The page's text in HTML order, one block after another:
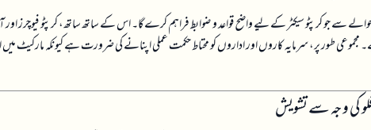
سے جو کرپٹو سیکٹر کے لیے واضح قواعد و ضوابط فراہم کرے گا۔ اس کے ساتھ ساتھ، کرپٹو فیوچرز اور
ہے۔ مجموعی طور پر، سرمایہ کاروں اور اداروں کو محتاط حکمت عملی اپنانے کی ضرورت ہے کیونکہ مارکیٹ میں
کی وجہ سے تشویش